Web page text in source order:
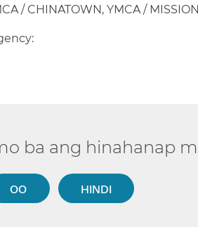
/ CHINATOWN, YMCA /
ba ang hinahanap
OO​​ HINDI​​